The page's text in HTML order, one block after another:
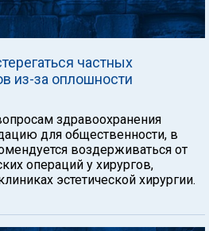
частных
из-за оплошности
здравоохранения
для общественности, в
воздерживаться от
операций у хирургов,
эстетической хирургии.